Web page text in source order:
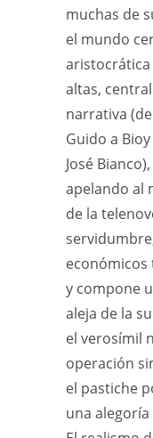
muchas de
el mundo
aristocrática
altas,
narrativa
Guido a
José
apelando al
de la
económicos
y compone
aleja de la
el verosímil
operación
el pastiche
una